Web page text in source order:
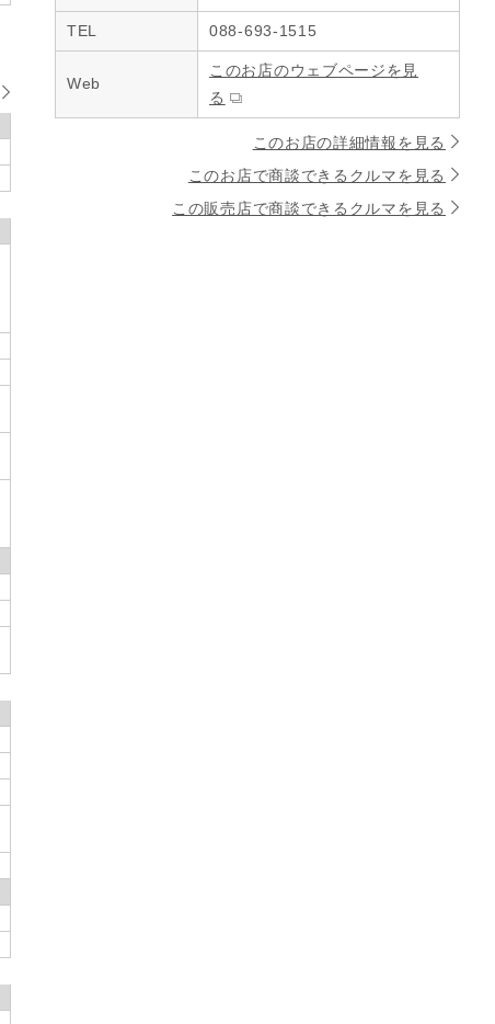
TEL 088-693-1515
Web
このお店のウェブページを見
る
このお店の詳細情報を見る
このお店で商談できるクルマを見る
この販売店で商談できるクルマを見る